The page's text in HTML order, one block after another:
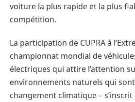
voiture la plus rapide et la plus
compétition.
La participation de CUPRA à
championnat mondial de
électriques qui attire l’attention
environnements naturels qui
changement climatique –